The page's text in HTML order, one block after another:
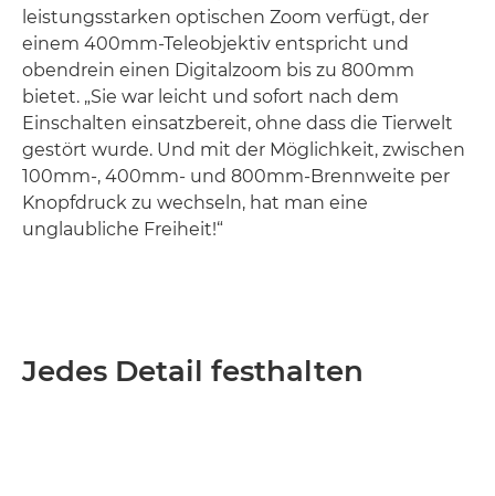
leistungsstarken optischen Zoom verfügt, der
einem 400mm-Teleobjektiv entspricht und
obendrein einen Digitalzoom bis zu 800mm
bietet. „Sie war leicht und sofort nach dem
Einschalten einsatzbereit, ohne dass die Tierwelt
gestört wurde. Und mit der Möglichkeit, zwischen
100mm-, 400mm- und 800mm-Brennweite per
Knopfdruck zu wechseln, hat man eine
unglaubliche Freiheit!“
Jedes Detail festhalten